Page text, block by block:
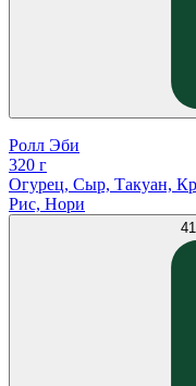
Ролл Эби
320 г
Огурец, Сыр, Такуан,
Рис, Нори